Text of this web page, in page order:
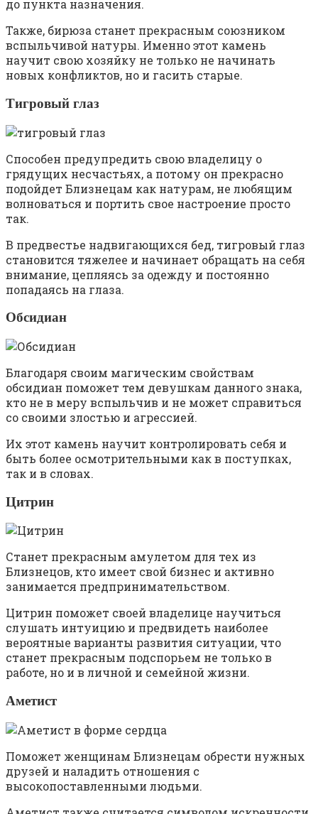
до пункта назначения.
Также, бирюза станет прекрасным союзником
вспыльчивой натуры. Именно этот камень
научит свою хозяйку не только не начинать
новых конфликтов, но и гасить старые.
Тигровый глаз
Способен предупредить свою владелицу о
грядущих несчастьях, а потому он прекрасно
подойдет Близнецам как натурам, не любящим
волноваться и портить свое настроение просто
так.
В предвестье надвигающихся бед, тигровый глаз
становится тяжелее и начинает обращать на себя
внимание, цепляясь за одежду и постоянно
попадаясь на глаза.
Обсидиан
Благодаря своим магическим свойствам
обсидиан поможет тем девушкам данного знака,
кто не в меру вспыльчив и не может справиться
со своими злостью и агрессией.
Их этот камень научит контролировать себя и
быть более осмотрительными как в поступках,
так и в словах.
Цитрин
Станет прекрасным амулетом для тех из
Близнецов, кто имеет свой бизнес и активно
занимается предпринимательством.
Цитрин поможет своей владелице научиться
слушать интуицию и предвидеть наиболее
вероятные варианты развития ситуации, что
станет прекрасным подспорьем не только в
работе, но и в личной и семейной жизни.
Аметист
Поможет женщинам Близнецам обрести нужных
друзей и наладить отношения с
высокопоставленными людьми.